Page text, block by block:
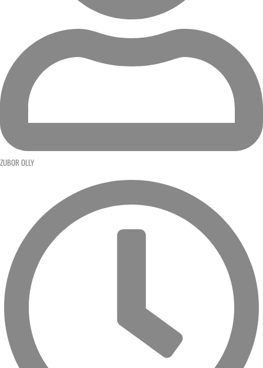
ZUBOR OLLY